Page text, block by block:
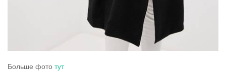
Больше фото тут